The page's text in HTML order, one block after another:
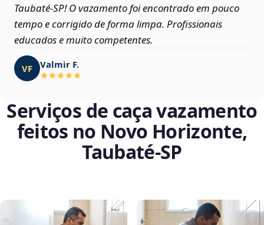
Taubaté‑SP! O vazamento foi encontrado em pouco
tempo e corrigido de forma limpa. Profissionais
educados e muito competentes.
VF Valmir F.
Serviços de caça vazamento
feitos no Novo Horizonte,
Taubaté‑SP